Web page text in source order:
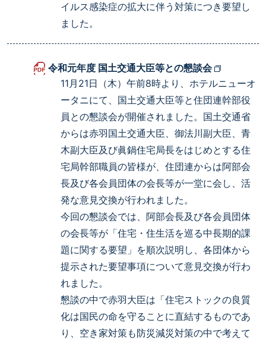
イルス感染症の拡大に伴う対策につき要望し
ました。
令和元年度 国土交通大臣等との懇談会
11月21日（木）午前8時より、ホテルニューオ
ータニにて、国土交通大臣等と住団連幹部役
員との懇談会が開催されました。国土交通省
からは赤羽国土交通大臣、御法川副大臣、青
木副大臣及び眞鍋住宅局長をはじめとする住
宅局幹部職員の皆様が、住団連からは阿部会
長及び各会員団体の会長等が一堂に会し、活
発な意見交換が行われました。
今回の懇談会では、阿部会長及び各会員団体
の会長等が「住宅・住生活を巡る中長期的課
題に関する要望」を順次説明し、各団体から
提示された要望事項について意見交換が行わ
れました。
懇談の中で赤羽大臣は「住宅ストックの良質
化は国民の命を守ることに直結するものであ
り、空き家対策も防災減災対策の中で考えて